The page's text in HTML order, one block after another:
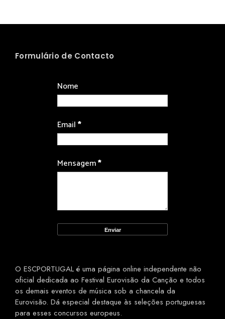
Formulário de Contacto
Nome
Email*
Mensagem*
O ESCPORTUGAL é uma página online independente não
oficial dedicada ao Festival Eurovisão da Canção e todos
os demais eventos de música sob a chancela da
Eurovisão. Dá especial destaque às seleções portuguesas
para esses concursos europeus.